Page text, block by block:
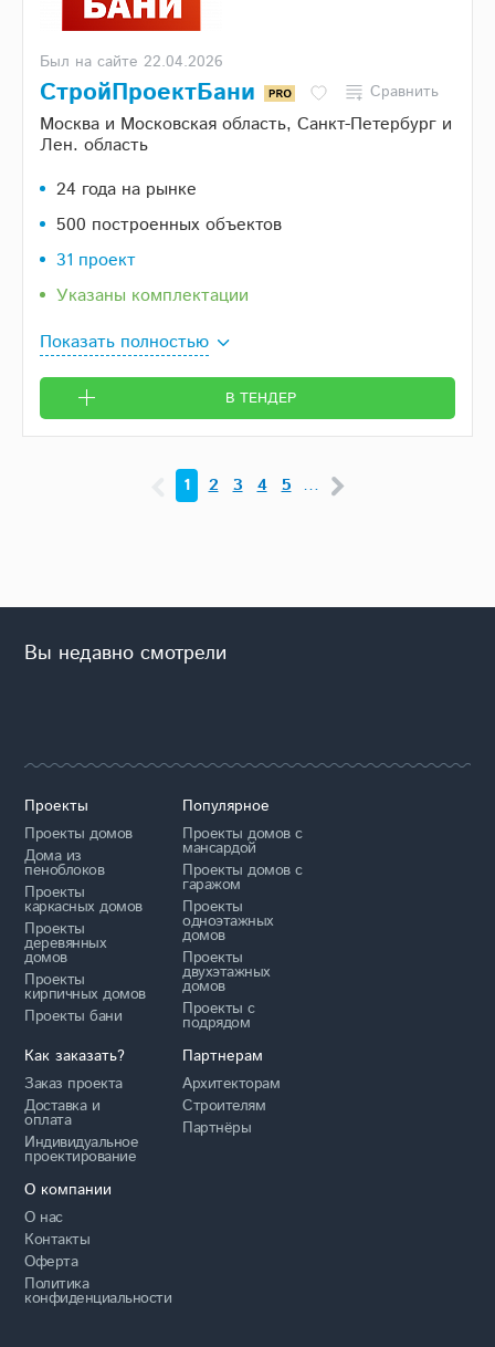
Был на сайте 22.04.2026
СтройПроектБани Сравнить
Москва и Московская область, Санкт-Петербург и
Лен. область
24 года на рынке
500 построенных объектов
31 проект
Указаны комплектации
Показать полностью
В ТЕНДЕР
1 2 3 4 5 …
Вы недавно смотрели
Проекты
Проекты домов
Дома из
пеноблоков
Проекты
каркасных домов
Проекты
деревянных
домов
Проекты
кирпичных домов
Проекты бани
Популярное
Проекты домов с
мансардой
Проекты домов с
гаражом
Проекты
одноэтажных
домов
Проекты
двухэтажных
домов
Проекты с
подрядом
Как заказать?
Заказ проекта
Доставка и
оплата
Индивидуальное
проектирование
Партнерам
Архитекторам
Строителям
Партнёры
О компании
О нас
Контакты
Оферта
Политика
конфиденциальности